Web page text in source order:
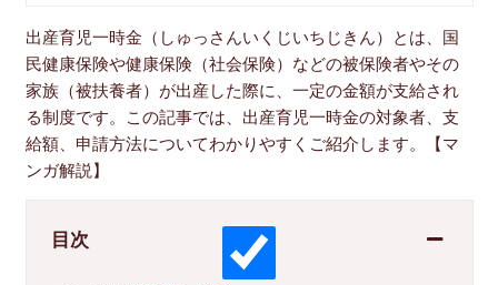
出産育児一時金（しゅっさんいくじいちじきん）とは、国
民健康保険や健康保険（社会保険）などの被保険者やその
家族（被扶養者）が出産した際に、一定の金額が支給され
る制度です。この記事では、出産育児一時金の対象者、支
給額、申請方法についてわかりやすくご紹介します。【マ
ンガ解説】
目次